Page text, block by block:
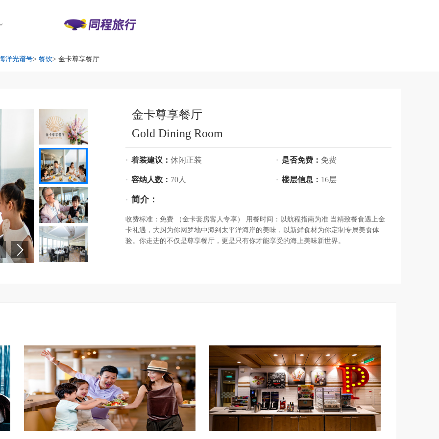
洋光谱号> 餐饮> 金卡尊享餐厅
金卡尊享餐厅
Gold Dining Room
· 着装建议： 休闲正装 · 是否免费： 免费
· 容纳人数： 70人 · 楼层信息： 16层
· 简介：
收费标准：免费 （金卡套房客人专享） 用餐时间：以航程指南为准 当精致餐食遇上金
卡礼遇，大厨为你网罗地中海到太平洋海岸的美味，以新鲜食材为你定制专属美食体
验。你走进的不仅是尊享餐厅，更是只有你才能享受的海上美味新世界。